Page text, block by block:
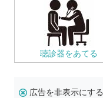
聴診器をあてる
広告を非表示にする